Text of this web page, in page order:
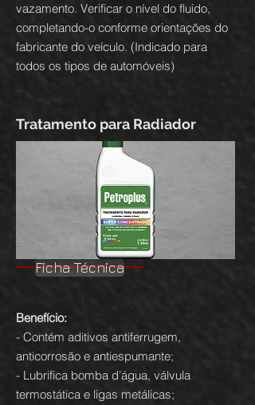
vazamento. Verificar o nível do fluido,
completando-o conforme orientações do
fabricante do veículo. (Indicado para
todos os tipos de automóveis)
Tratamento para Radiador
Ficha Técnica
Benefício:
- Contém aditivos antiferrugem,
anticorrosão e antiespumante;
- Lubrifica bomba d’água, válvula
termostática e ligas metálicas;